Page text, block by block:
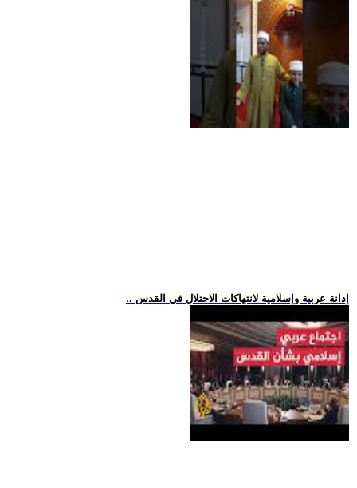
.. إدانة عربية وإسلامية لانتهاكات الاحتلال في القدس